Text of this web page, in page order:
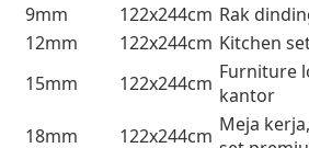
9mm
122x244cm Rak
12mm
122x244cm Kitchen
15mm
122x244cm Furniture
kantor
18mm
122x244cm Meja